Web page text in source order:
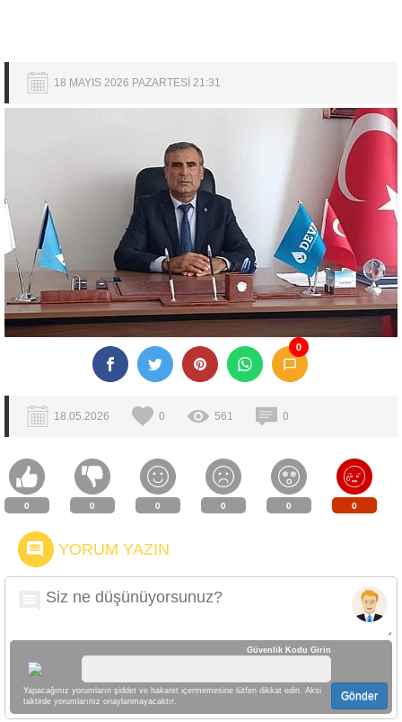
18 MAYIS 2026 PAZARTESİ 21:31
0
18.05.2026 0 561 0
0 0 0 0 0 0
YORUM YAZIN
Güvenlik Kodu Girin
Yapacağınız yorumların şiddet ve hakaret içermemesine lütfen dikkat edin. Aksi
taktirde yorumlarınız onaylanmayacaktır.
Gönder